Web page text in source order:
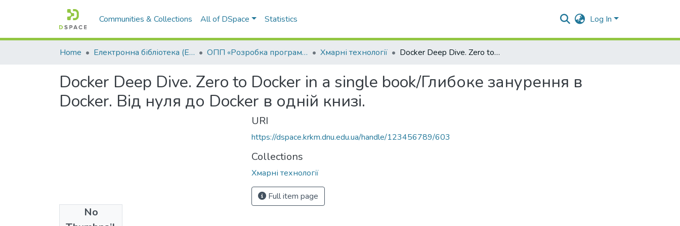
Communities & Collections All of DSpace Statistics Log In
Home Електронна бібліотека (E-Book) ОПП «Розробка програмного забезпечення» Хмарні технології Docker Deep Dive. Zero to Docker in a single book/Глибоке занурення в Docker. Від нуля до Docker в одній книзі.
Docker Deep Dive. Zero to Docker in a single book/Глибоке занурення в
Docker. Від нуля до Docker в одній книзі.
No
URI
https://dspace.krkm.dnu.edu.ua/handle/123456789/603
Collections
Хмарні технології
Full item page